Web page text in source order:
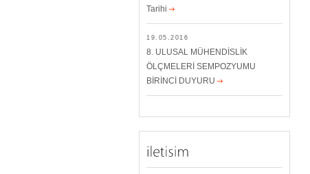
Tarihi
19.05.2016
8. ULUSAL MÜHENDİSLİK
ÖLÇMELERİ SEMPOZYUMU
BİRİNCİ DUYURU